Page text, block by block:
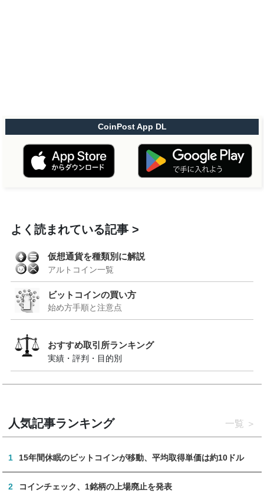
CoinPost App DL
よく読まれている記事
仮想通貨を種類別に解説
アルトコイン一覧
ビットコインの買い方
始め方手順と注意点
おすすめ取引所ランキング
実績・評判・目的別
人気記事ランキング 一覧
1 15年間休眠のビットコインが移動、平均取得単価は約10ドル
2 コインチェック、1銘柄の上場廃止を発表